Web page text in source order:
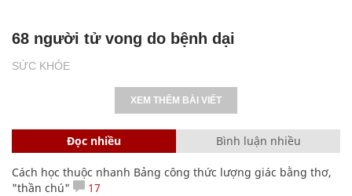
SỨC KHỎE
68 người tử vong do bệnh dại
XEM THÊM BÀI VIẾT
Đọc nhiều Bình luận nhiều
Cách học thuộc nhanh Bảng công thức lượng giác bằng thơ,
"thần chú"
17